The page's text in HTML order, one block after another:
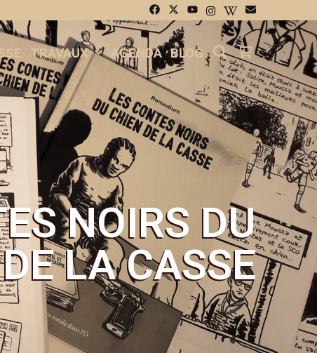
TRAVAUX AGENDA BLOG SEARCH
NOIRS DU
LA CASSE